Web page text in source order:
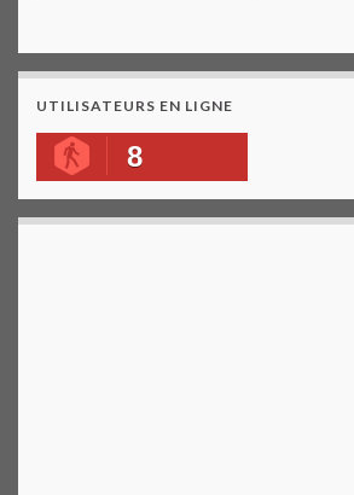
UTILISATEURS EN LIGNE
8